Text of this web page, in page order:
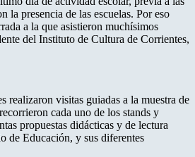
la presencia de las escuelas. Por eso
a la que asistieron muchísimos
del Instituto de Cultura de Corrientes,
realizaron visitas guiadas a la muestra de
cada uno de los stands y
propuestas didácticas y de lectura
de Educación, y sus diferentes